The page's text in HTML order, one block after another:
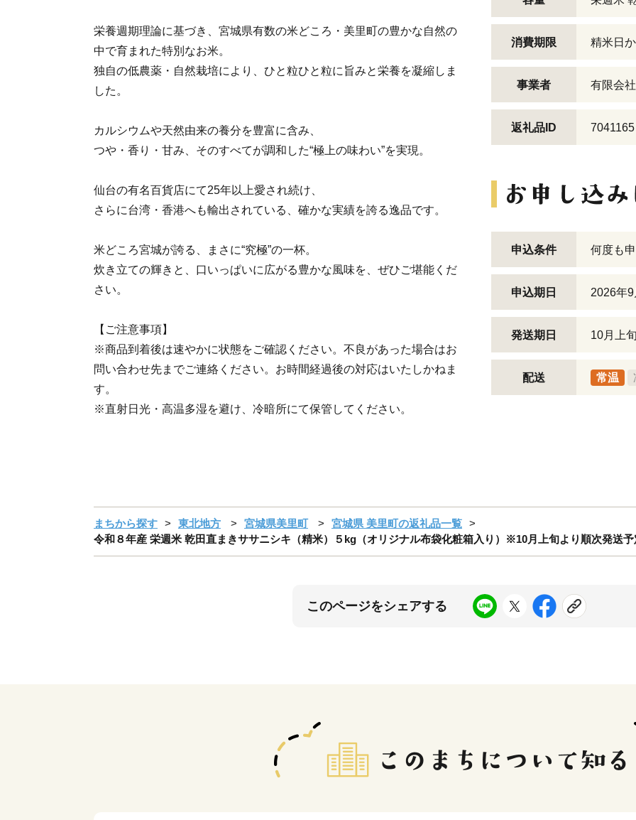
栄養週期理論に基づき、宮城県有数の米どころ・美里町の豊かな自然の
中で育まれた特別なお米。
独自の低農薬・自然栽培により、ひと粒ひと粒に旨みと栄養を凝縮しま
した。
カルシウムや天然由来の養分を豊富に含み、
つや・香り・甘み、そのすべてが調和した“極上の味わい”を実現。
仙台の有名百貨店にて25年以上愛され続け、
さらに台湾・香港へも輸出されている、確かな実績を誇る逸品です。
米どころ宮城が誇る、まさに“究極”の一杯。
炊き立ての輝きと、口いっぱいに広がる豊かな風味を、ぜひご堪能くだ
さい。
【ご注意事項】
※商品到着後は速やかに状態をご確認ください。不良があった場合はお
問い合わせ先までご連絡ください。お時間経過後の対応はいたしかねま
す。
※直射日光・高温多湿を避け、冷暗所にて保管してください。
消費期限 精米日
事業者 有限会
返礼品ID 7041165
申込条件 何度も
申込期日 2026年9
発送期日 10月上
配送 常温
まちから探す 東北地方 宮城県美里町
宮城県 美里町の返礼品一覧
令和８年産 栄週米 乾田直まきササニシキ（精米）５kg（オリジナル布袋化粧箱入り）※10月上旬より順次発送予
このページをシェアする